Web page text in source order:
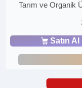
Tarım ve Organik
Satın Al